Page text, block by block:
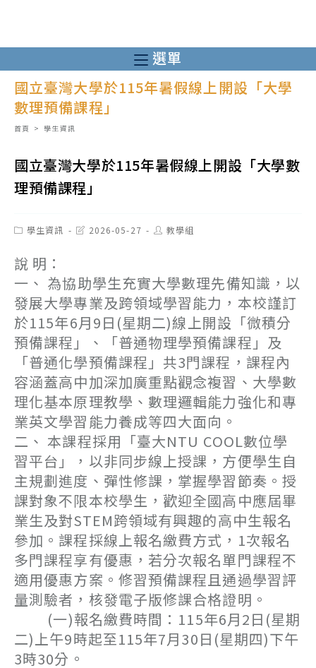
至
主
內
選單
國立臺灣大學於115年暑假線上開設「大學
數理預備課程」
首頁 > 學生資訊
國立臺灣大學於115年暑假線上開設「大學數
理預備課程」
Post學生資訊
Post2026-05-27
Post教學組
說 明：
一、 為協助學生充實大學數理先備知識，以
發展大學專業及跨領域學習能力，本校謹訂
於115年6月9日(星期二)線上開設「微積分
預備課程」、「普通物理學預備課程」及
「普通化學預備課程」共3門課程，課程內
容涵蓋高中加深加廣重點觀念複習、大學數
理化基本原理教學、數理邏輯能力強化和專
業英文學習能力養成等四大面向。
二、 本課程採用「臺大NTU COOL數位學
習平台」，以非同步線上授課，方便學生自
主規劃進度、彈性修課，掌握學習節奏。授
課對象不限本校學生，歡迎全國高中應屆畢
業生及對STEM跨領域有興趣的高中生報名
參加。課程採線上報名繳費方式，1次報名
多門課程享有優惠，若分次報名單門課程不
適用優惠方案。修習預備課程且通過學習評
量測驗者，核發電子版修課合格證明。
(一)報名繳費時間：115年6月2日(星期
二)上午9時起至115年7月30日(星期四)下午
3時30分。